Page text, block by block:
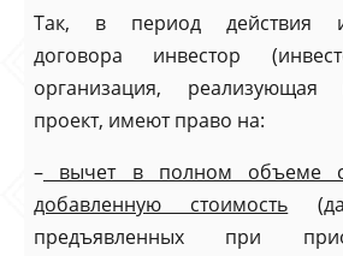
Так, в период действия
договора инвестор
организация, реализующая
проект, имеют право на:
– вычет в полном объеме
добавленную стоимость
предъявленных при